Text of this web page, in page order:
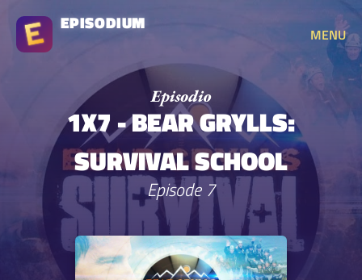
EPISODIUM
MENU
1X7 - BEAR GRYLLS:
SURVIVAL SCHOOL
Episode 7